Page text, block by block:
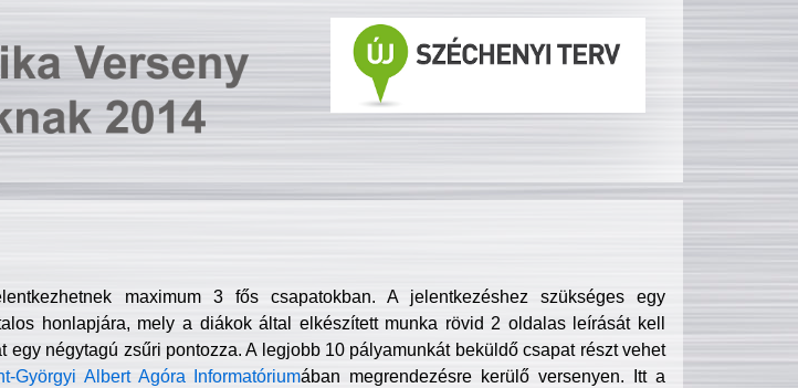
maximum 3 fős csapatokban. A jelentkezéshez szükséges egy
honlapjára, mely a diákok által elkészített munka rövid 2 oldalas leírását kell
egy négytagú zsűri pontozza. A legjobb 10 pályamunkát beküldő csapat részt vehet
Györgyi Albert Agóra Informatóriumában megrendezésre kerülő versenyen. Itt a